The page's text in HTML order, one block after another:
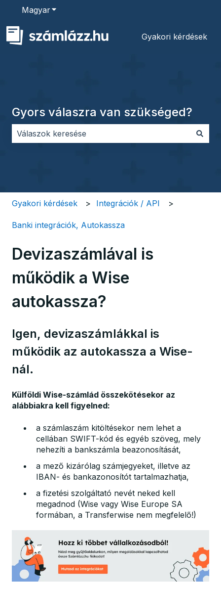
MagyarAlmenü megjelenítése fordításokhoz
Gyakori kérdések
Gyors válaszra van szükséged?
Gyakori kérdések Integrációk / API
Banki integrációk, Autokassza
Devizaszámlával is
működik a Wise
autokassza?
Igen, devizaszámlákkal is
működik az autokassza a Wise-
nál.
Külföldi Wise-számlád összekötésekor az
alábbiakra kell figyelned:
a számlaszám kitöltésekor nem lehet a
cellában SWIFT-kód és egyéb szöveg, mely
nehezíti a bankszámla beazonosítását,
a mező kizárólag számjegyeket, illetve az
IBAN- és bankazonosítót tartalmazhatja,
a fizetési szolgáltató nevét neked kell
megadnod (Wise vagy Wise Europe SA
formában, a Transferwise nem megfelelő!)